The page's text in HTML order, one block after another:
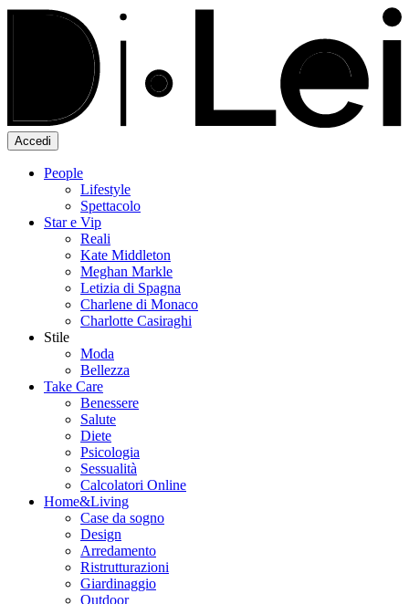
Accedi
People
Lifestyle
Spettacolo
Star e Vip
Reali
Kate Middleton
Meghan Markle
Letizia di Spagna
Charlene di Monaco
Charlotte Casiraghi
Stile
Moda
Bellezza
Take Care
Benessere
Salute
Diete
Psicologia
Sessualità
Calcolatori Online
Home&Living
Case da sogno
Design
Arredamento
Ristrutturazioni
Giardinaggio
Outdoor